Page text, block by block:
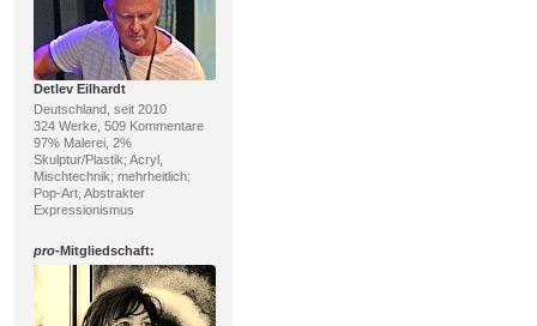
Detlev Eilhardt
Deutschland, seit 2010
324 Werke, 509 Kommentare
97% Malerei, 2%
Skulptur/Plastik; Acryl,
Mischtechnik; mehrheitlich:
Pop-Art, Abstrakter
Expressionismus
pro-Mitgliedschaft: